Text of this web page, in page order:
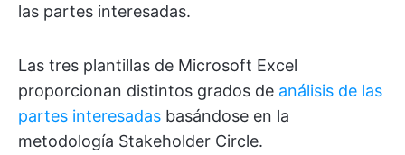
las partes interesadas.
Las tres plantillas de Microsoft Excel
proporcionan distintos grados de análisis de las
partes interesadas basándose en la
metodología Stakeholder Circle.